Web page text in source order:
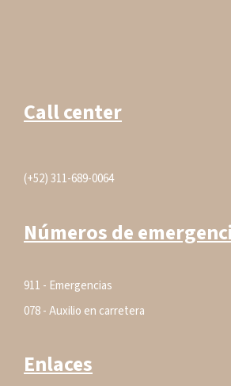
Call center
(+52) 311-689-0064
Números de
911 - Emergencias
078 - Auxilio en carretera
Enlaces